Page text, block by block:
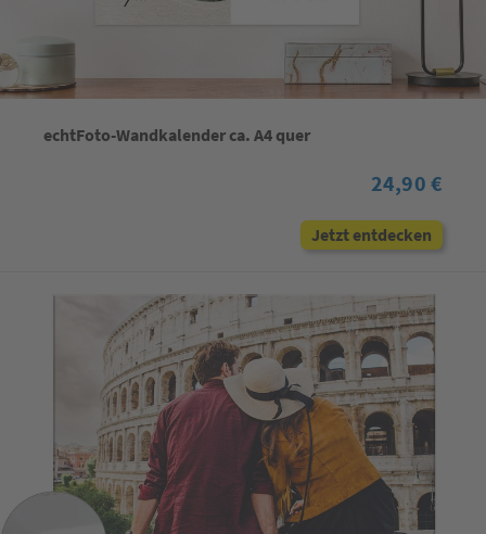
echtFoto-Wandkalender ca. A4 quer
24,90 €
Jetzt entdecken